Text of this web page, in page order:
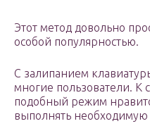
Этот метод довольно
особой популярностью.
С залипанием
многие пользователи. К
подобный режим
выполнять